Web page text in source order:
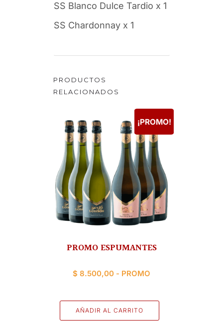
SS Blanco Dulce Tardio x 1
SS Chardonnay x 1
PRODUCTOS
RELACIONADOS
¡PROMO!
PROMO ESPUMANTES
$ 8.500,00 - PROMO
AÑADIR AL CARRITO